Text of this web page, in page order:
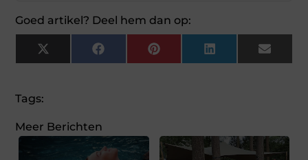
Goed artikel? Deel hem dan op:
X
(Twitter)
FacebookPinterestLinkedIn Email
Tags:
Meer Berichten